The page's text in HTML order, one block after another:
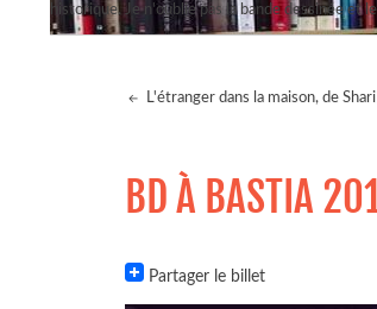
historique. Je n'oublie pas la bande dessinée et
L'étranger dans la maison, de
BD À BASTIA
Partager le billet